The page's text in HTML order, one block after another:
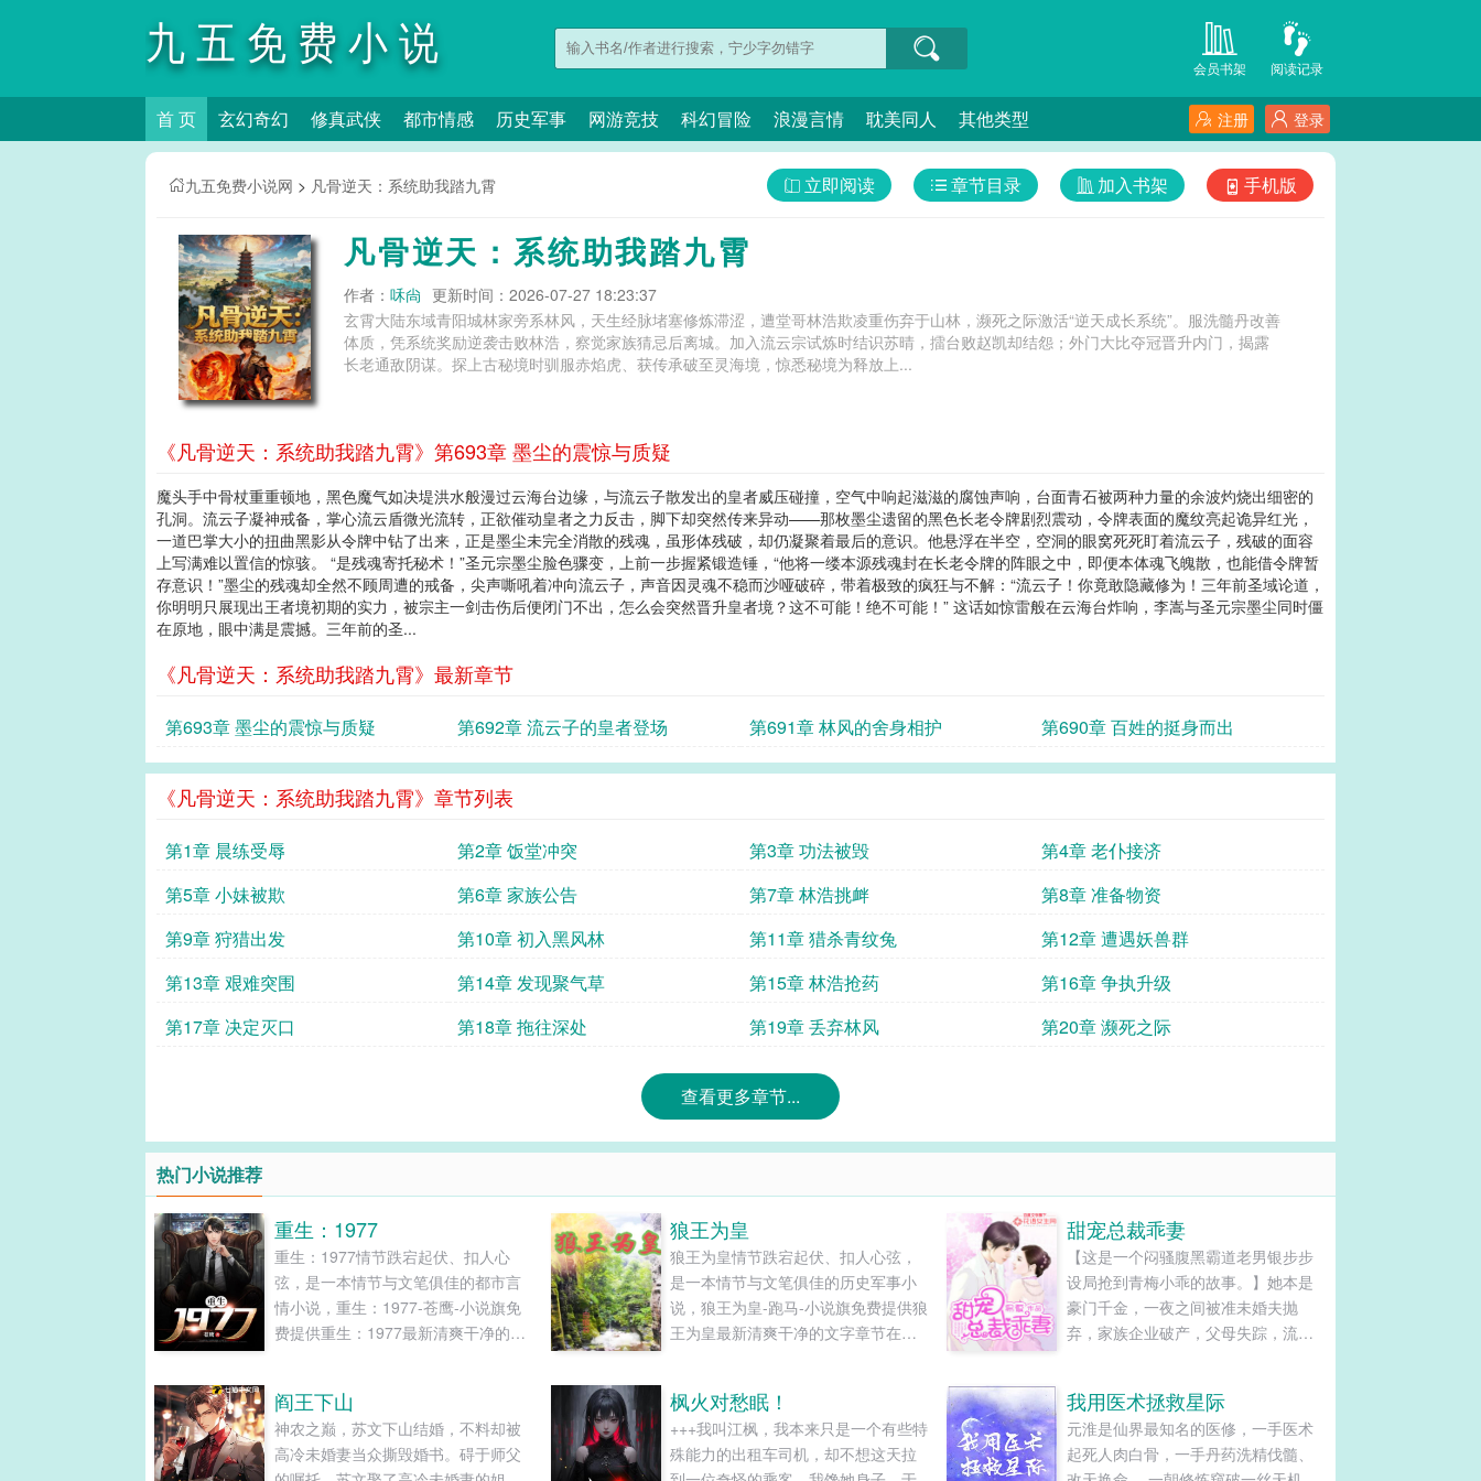
九五免费小说
网
阅读记录
会员书架
首 页 玄幻奇幻 修真武侠 都市情感 历史军事 网游竞技 科幻冒险 浪漫言情 耽美同人 其他类型 登录
注册
九五免费小说网 > 凡骨逆天：系统助我踏九霄 手机版
加入书架
章节目录
立即阅读
凡骨逆天：系统助我踏九霄
作者： 咊尙 更新时间：2026-07-27 18:23:37
玄霄大陆东域青阳城林家旁系林风，天生经脉堵塞修炼滞涩，遭堂哥林浩欺凌重伤弃于山林，濒死之际激活“逆天成长系统”。服洗髓丹改善
体质，凭系统奖励逆袭击败林浩，察觉家族猜忌后离城。加入流云宗试炼时结识苏晴，擂台败赵凯却结怨；外门大比夺冠晋升内门，揭露
长老通敌阴谋。探上古秘境时驯服赤焰虎、获传承破至灵海境，惊悉秘境为释放上...
《凡骨逆天：系统助我踏九霄》第693章 墨尘的震惊与质疑
魔头手中骨杖重重顿地，黑色魔气如决堤洪水般漫过云海台边缘，与流云子散发出的皇者威压碰撞，空气中响起滋滋的腐蚀声响，台面青石被两种力量的余波灼烧出细密的
孔洞。流云子凝神戒备，掌心流云盾微光流转，正欲催动皇者之力反击，脚下却突然传来异动——那枚墨尘遗留的黑色长老令牌剧烈震动，令牌表面的魔纹亮起诡异红光，
一道巴掌大小的扭曲黑影从令牌中钻了出来，正是墨尘未完全消散的残魂，虽形体残破，却仍凝聚着最后的意识。他悬浮在半空，空洞的眼窝死死盯着流云子，残破的面容
上写满难以置信的惊骇。 “是残魂寄托秘术！”圣元宗墨尘脸色骤变，上前一步握紧锻造锤，“他将一缕本源残魂封在长老令牌的阵眼之中，即便本体魂飞魄散，也能借令牌暂
存意识！”墨尘的残魂却全然不顾周遭的戒备，尖声嘶吼着冲向流云子，声音因灵魂不稳而沙哑破碎，带着极致的疯狂与不解：“流云子！你竟敢隐藏修为！三年前圣域论道，
你明明只展现出王者境初期的实力，被宗主一剑击伤后便闭门不出，怎么会突然晋升皇者境？这不可能！绝不可能！” 这话如惊雷般在云海台炸响，李嵩与圣元宗墨尘同时僵
在原地，眼中满是震撼。三年前的圣...
《凡骨逆天：系统助我踏九霄》最新章节
第693章 墨尘的震惊与质疑 第692章 流云子的皇者登场 第691章 林风的舍身相护 第690章 百姓的挺身而出
《凡骨逆天：系统助我踏九霄》章节列表
第1章 晨练受辱 第2章 饭堂冲突 第3章 功法被毁
第4章 老仆接济
第5章 小妹被欺
第6章 家族公告 第7章 林浩挑衅
第8章 准备物资
第9章 狩猎出发
第10章 初入黑风林 第11章 猎杀青纹兔
第12章 遭遇妖兽群
第13章 艰难突围
第14章 发现聚气草 第15章 林浩抢药
第16章 争执升级
第17章 决定灭口
第18章 拖往深处 第19章 丢弃林风 第20章 濒死之际
查看更多章节...
热门小说推荐
重生：1977
重生：1977情节跌宕起伏、扣人心
弦，是一本情节与文笔俱佳的都市言
情小说，重生：1977-苍鹰-小说旗免
费提供重生：1977最新清爽干净的文
狼王为皇
狼王为皇情节跌宕起伏、扣人心弦，
是一本情节与文笔俱佳的历史军事小
说，狼王为皇-跑马-小说旗免费提供狼
王为皇最新清爽干净的文字章节在线
甜宠总裁乖妻
【这是一个闷骚腹黑霸道老男银步步
设局抢到青梅小乖的故事。】她本是
豪门千金，一夜之间被准未婚夫抛
弃，家族企业破产，父母失踪，流落
成熟稳重够隐忍，坐怀不乱柳下惠。
最最重要的就是，这个男人还是……
所以她决定将这头老牛扑倒吃掉，成
阎王下山
神农之巅，苏文下山结婚，不料却被
高冷未婚妻当众撕毁婚书。碍于师父
枫火对愁眠！
+++我叫江枫，我本来只是一个有些特
殊能力的出租车司机，却不想这天拉
我用医术拯救星际
元淮是仙界最知名的医修，一手医术
起死人肉白骨，一手丹药洗精伐髓、